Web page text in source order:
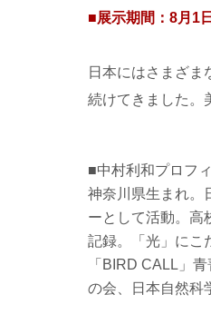
■展示期間： 8月 1 日
日本にはさまざま
続けてきました。
■中村利和プロフ
神奈川県生まれ。
ーとして活動。高
記録。「光」にこ
「 BIRD CALL 」
の会、日本自然科